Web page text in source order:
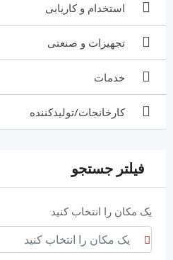
استخدام و کاریابی
تجهیزات و صنعتی
خدمات
کارخانجات/تولیدکننده
فیلتر جستجو
یک مکان را انتخاب کنید